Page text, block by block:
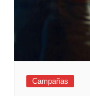
Campañas